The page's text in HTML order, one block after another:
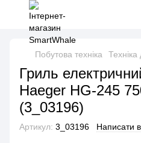
Побутова техніка Техніка
Гриль
Haeger HG-245
(3_03196)
Артикул: 3_03196 Написати